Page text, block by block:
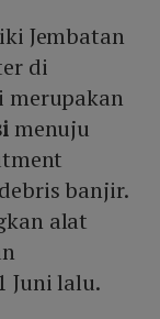
Jembatan
di
merupakan
menuju
banjir.
alat
Juni lalu.